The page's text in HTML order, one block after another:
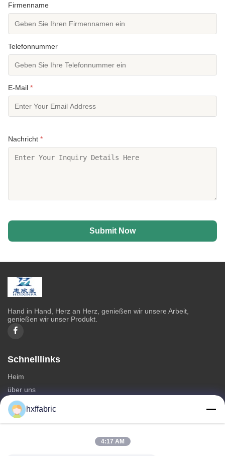
Firmenname
Telefonnummer
E-Mail *
Nachricht *
Submit Now
Hand in Hand, Herz an Herz, genießen wir unsere Arbeit,
genießen wir unser Produkt.
Schnelllinks
Heim
über uns
produits
Kontaktieren Sie uns
hxffabric
4:17 AM